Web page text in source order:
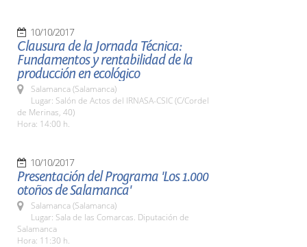
10/10/2017
Clausura de la Jornada Técnica:
Fundamentos y rentabilidad de la
producción en ecológico
Salamanca (Salamanca)
Lugar: Salón de Actos del IRNASA-CSIC (C/Cordel
de Merinas, 40)
Hora: 14:00 h.
10/10/2017
Presentación del Programa 'Los 1.000
otoños de Salamanca'
Salamanca (Salamanca)
Lugar: Sala de las Comarcas. Diputación de
Salamanca
Hora: 11:30 h.